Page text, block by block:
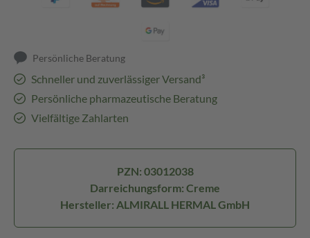
Persönliche Beratung
Schneller und zuverlässiger Versand³
Persönliche pharmazeutische Beratung
Vielfältige Zahlarten
PZN: 03012038
Darreichungsform: Creme
Hersteller: ALMIRALL HERMAL GmbH